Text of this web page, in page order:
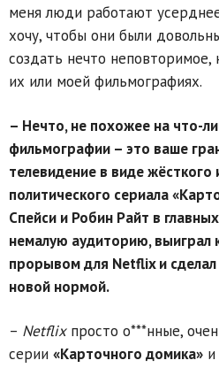
меня люди работают
хочу, чтобы они были
создать нечто неповторимое,
их или моей фильмографиях.
– Нечто, не похожее на что-
фильмографии – это ваше
телевидение в виде
политического сериала
Спейси и Робин Райт в
немалую аудиторию, выиграл
прорывом для Netflix и
новой нормой.
– Netflixпросто о***нные,
серии «Карточного домика»